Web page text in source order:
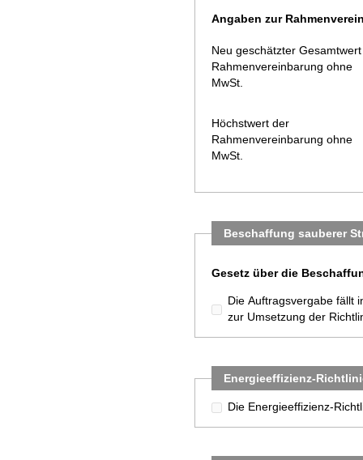
Angaben zur
Neu geschätzter
Rahmenvereinbarung ohne
MwSt.
Höchstwert der
Rahmenvereinbarung ohne
MwSt.
Beschaffung sauberer
Gesetz über die
Die Auftragsvergabe fällt
zur Umsetzung der
Energieeffizienz-
Die Energieeffizienz-